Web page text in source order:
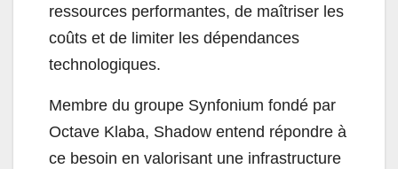
ressources performantes, de maîtriser les
coûts et de limiter les dépendances
technologiques.
Membre du groupe Synfonium fondé par
Octave Klaba, Shadow entend répondre à
ce besoin en valorisant une infrastructure